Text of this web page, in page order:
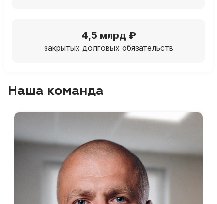
4,5 млрд ₽
закрытых долговых обязательств
Наша команда